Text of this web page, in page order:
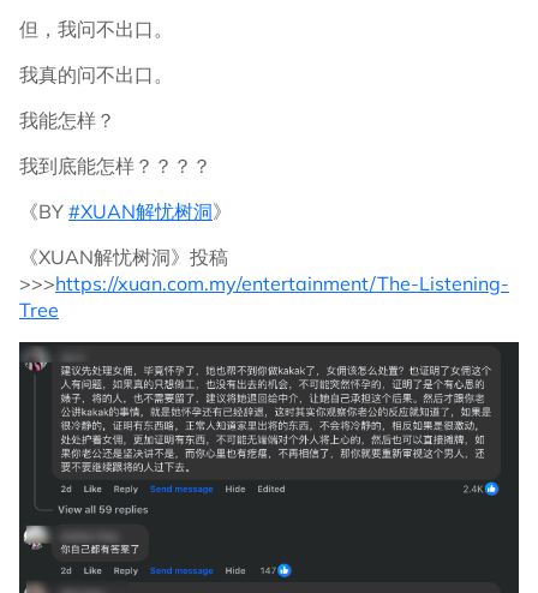
但，我问不出口。
我真的问不出口。
我能怎样？
我到底能怎样？？？？
《BY #XUAN解忧树洞》
《XUAN解忧树洞》投稿
>>>https://xuan.com.my/entertainment/The-Listening-
Tree